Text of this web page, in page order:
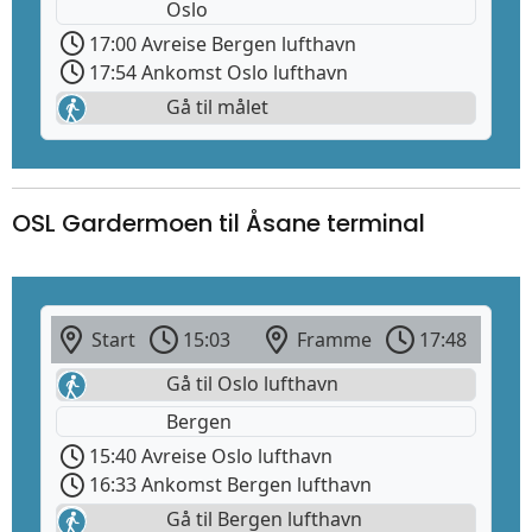
Oslo
17:00 Avreise Bergen lufthavn
17:54 Ankomst Oslo lufthavn
Gå til målet
OSL Gardermoen til Åsane terminal
Start 15:03 Framme
17:48
Gå til Oslo lufthavn
Bergen
15:40 Avreise Oslo lufthavn
16:33 Ankomst Bergen lufthavn
Gå til Bergen lufthavn